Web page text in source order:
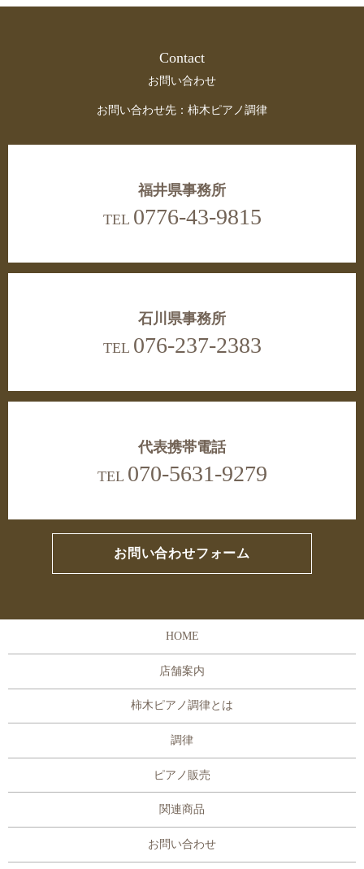
Contact
お問い合わせ
お問い合わせ先：柿木ピアノ調律
福井県事務所
TEL 0776-43-9815
石川県事務所
TEL 076-237-2383
代表携帯電話
TEL 070-5631-9279
お問い合わせフォーム
HOME
店舗案内
柿木ピアノ調律とは
調律
ピアノ販売
関連商品
お問い合わせ